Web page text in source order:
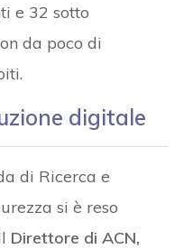
e 32 sotto
da poco di
digitale
di Ricerca e
si è reso
Direttore di ACN,